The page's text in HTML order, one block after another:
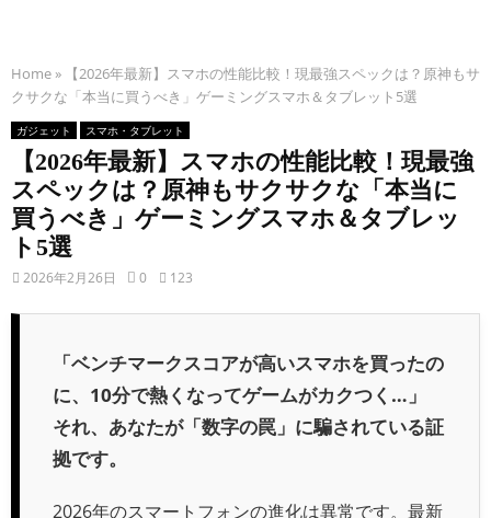
Home »
【2026年最新】スマホの性能比較！現最強スペックは？原神もサ
クサクな「本当に買うべき」ゲーミングスマホ＆タブレット5選
ガジェット スマホ・タブレット
【2026年最新】スマホの性能比較！現最強
スペックは？原神もサクサクな「本当に
買うべき」ゲーミングスマホ＆タブレッ
ト5選
2026年2月26日 0 123
「ベンチマークスコアが高いスマホを買ったの
に、10分で熱くなってゲームがカクつく…」
それ、あなたが「数字の罠」に騙されている証
拠です。
2026年のスマートフォンの進化は異常です。最新